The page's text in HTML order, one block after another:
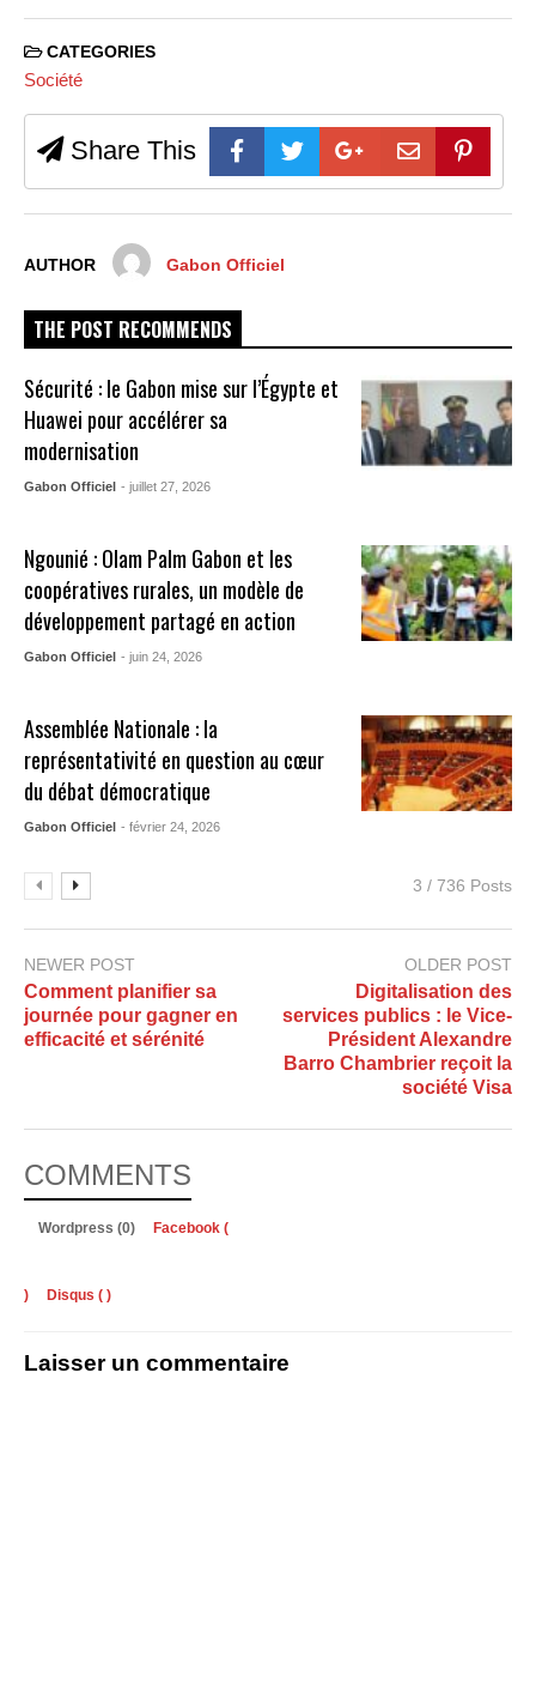
CATEGORIES
Société
Share This
AUTHOR Gabon Officiel
THE POST RECOMMENDS
Sécurité : le Gabon mise sur l’Égypte et
Huawei pour accélérer sa
modernisation
Gabon Officiel - juillet 27, 2026
Ngounié : Olam Palm Gabon et les
coopératives rurales, un modèle de
développement partagé en action
Gabon Officiel - juin 24, 2026
Assemblée Nationale : la
représentativité en question au cœur
du débat démocratique
Gabon Officiel - février 24, 2026
3 / 736 Posts
NEWER POST
Comment planifier sa
journée pour gagner en
efficacité et sérénité
OLDER POST
Digitalisation des
services publics : le Vice-
Président Alexandre
Barro Chambrier reçoit la
société Visa
COMMENTS
Wordpress (0) Facebook (
) Disqus ( )
Laisser un commentaire